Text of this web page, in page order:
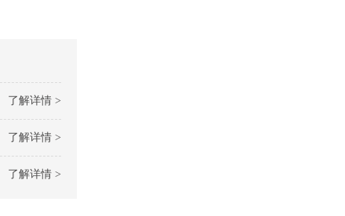
了解详情 >
了解详情 >
了解详情 >